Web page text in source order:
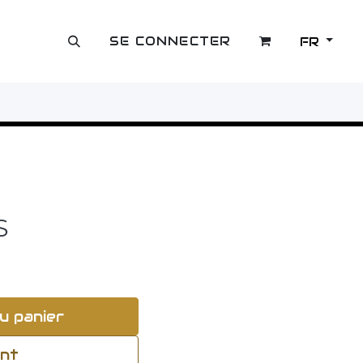
OUTLET SE CONNECTER FR
panier